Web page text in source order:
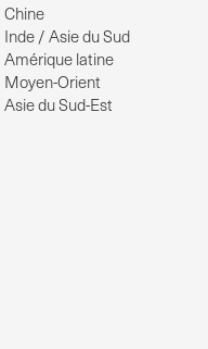
Chine
Inde / Asie du Sud
Amérique latine
Moyen-Orient
Asie du Sud-Est